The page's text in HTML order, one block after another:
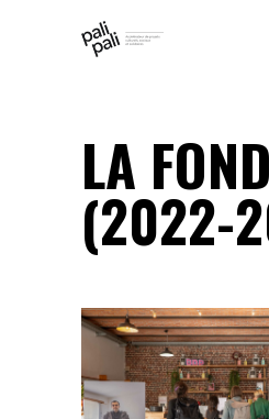
LA
(2022-